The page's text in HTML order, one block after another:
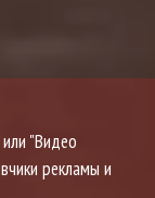
"Видео
рекламы и